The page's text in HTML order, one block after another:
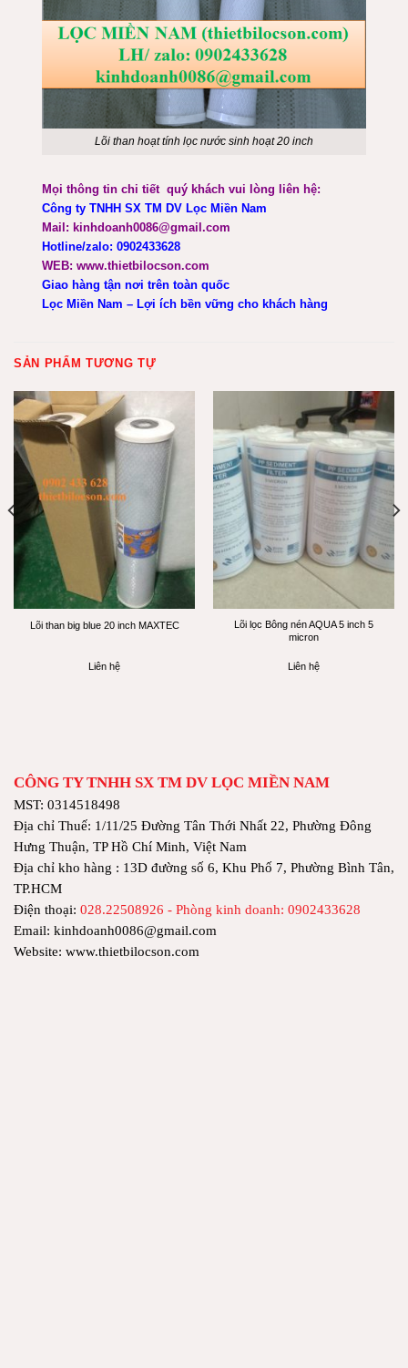
Lõi than hoạt tính lọc nước sinh hoạt 20 inch
Mọi thông tin chi tiết quý khách vui lòng liên hệ:
Công ty TNHH SX TM DV Lọc Miền Nam
Mail: kinhdoanh0086@gmail.com
Hotline/zalo: 0902433628
WEB: www.thietbilocson.com
Giao hàng tận nơi trên toàn quốc
Lọc Miền Nam – Lợi ích bền vững cho khách hàng
SẢN PHẨM TƯƠNG TỰ
Lõi than big blue 20 inch MAXTEC
Liên hệ
Lõi lọc Bông nén AQUA 5 inch 5
micron
Liên hệ
CÔNG TY TNHH SX TM DV LỌC MIỀN NAM
MST: 0314518498
Địa chỉ Thuế: 1/11/25 Đường Tân Thới Nhất 22, Phường Đông
Hưng Thuận, TP Hồ Chí Minh, Việt Nam
Địa chỉ kho hàng : 13D đường số 6, Khu Phố 7, Phường Bình Tân,
TP.HCM
Điện thoại: 028.22508926 - Phòng kinh doanh: 0902433628
Email: kinhdoanh0086@gmail.com
Website: www.thietbilocson.com